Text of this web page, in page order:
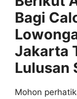
Bagi
Jakarta
Lulusan
Mohon